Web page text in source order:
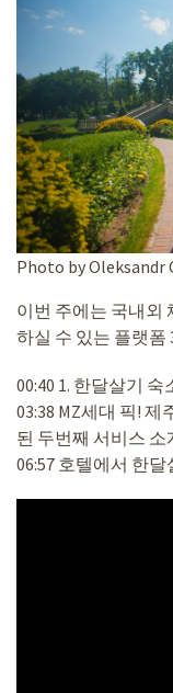
Photo by Oleksandr
이번 주에는 국내외
하실 수 있는 플랫
00:40 1. 한달살기
03:38 MZ세대 픽!
된 두번째 서비스 소
06:57 호텔에서 한